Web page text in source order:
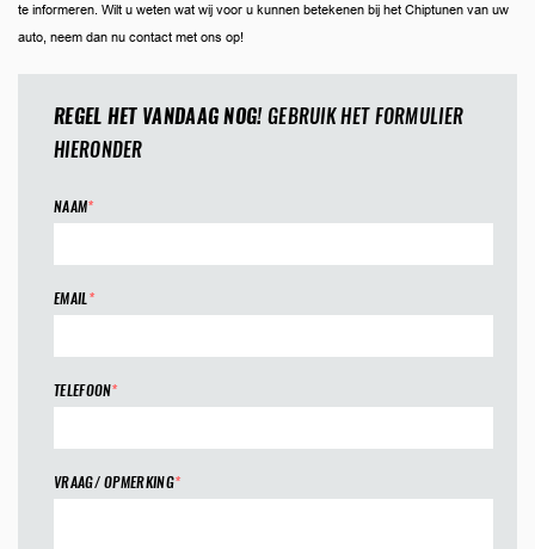
te informeren. Wilt u weten wat wij voor u kunnen betekenen bij het Chiptunen van uw
auto, neem dan nu contact met ons op!
REGEL HET VANDAAG NOG!GEBRUIK HET FORMULIER
HIERONDER
NAAM*
EMAIL*
TELEFOON*
VRAAG/ OPMERKING*